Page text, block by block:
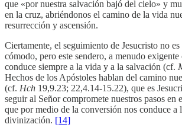
que «por nuestra salvación bajó del cielo» y
en la cruz, abriéndonos el camino de la vida
resurrección y ascensión.
Ciertamente, el seguimiento de Jesucristo no
cómodo, pero este sendero, a menudo
conduce siempre a la vida y a la salvación (cf.
Hechos de los Apóstoles hablan del camino
(cf. Hch 19,9.23; 22,4.14-15.22), que es
seguir al Señor compromete nuestros pasos en
que por medio de la conversión nos conduce a
divinización. [14]